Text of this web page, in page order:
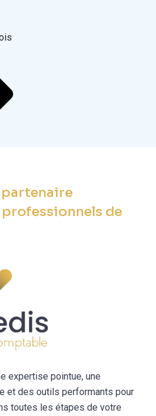
de
expertise pointue, une
et des outils performants pour
toutes les étapes de votre